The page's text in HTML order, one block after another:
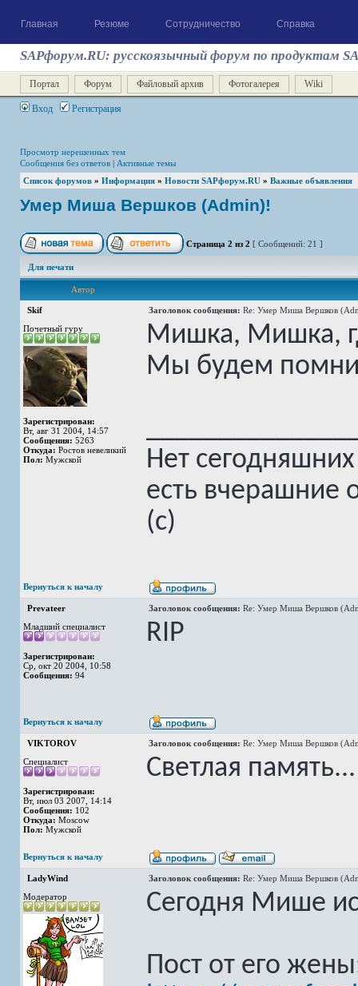
Главная Резюме Сотрудничество Справка
SAPфорум.RU: русскоязычный форум по продуктам
Портал Форум Файловый архив Фотогалерея Wiki
Вход Регистрация
Просмотр нерешенных тем
Сообщения без ответов | Активные темы
Список форумов » Информация » Новости SAPфорум.RU » Важные объявления
Умер Миша Вершков (Admin)!
Страница 2 из 2 [ Сообщений: 21 ]
Для печати
Автор
Skif Заголовок сообщения: Re: Умер Миша Вершков
Почетный гуру
Зарегистрирован:
Вт, авг 31 2004, 14:57
Сообщения: 5263
Откуда: Ростов невеликий
Пол: Мужской
Мишка, Мишка,
Мы будем
Нет
есть вчерашние
(с)
Вернуться к началу
Prevateer Заголовок сообщения: Re: Умер Миша Вершков
Младший специалист
Зарегистрирован:
Ср, окт 20 2004, 10:58
Сообщения: 94
RIP
Вернуться к началу
VIKTOROV Заголовок сообщения: Re: Умер Миша Вершков
Специалист
Зарегистрирован:
Вт, июл 03 2007, 14:14
Сообщения: 102
Откуда: Moscow
Пол: Мужской
Светлая память...
Вернуться к началу
LadyWind Заголовок сообщения: Re: Умер Миша Вершков
Модератор
Сегодня Мише
Пост от его